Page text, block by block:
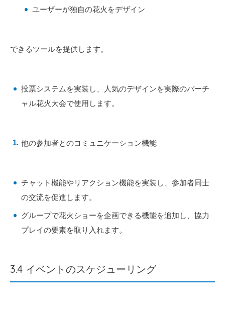
ユーザーが独自の花火をデザイン
できるツールを提供します。
投票システムを実装し、人気のデザインを実際のバーチ
ャル花火大会で使用します。
他の参加者とのコミュニケーション機能
チャット機能やリアクション機能を実装し、参加者同士
の交流を促進します。
グループで花火ショーを企画できる機能を追加し、協力
プレイの要素を取り入れます。
3.4 イベントのスケジューリング